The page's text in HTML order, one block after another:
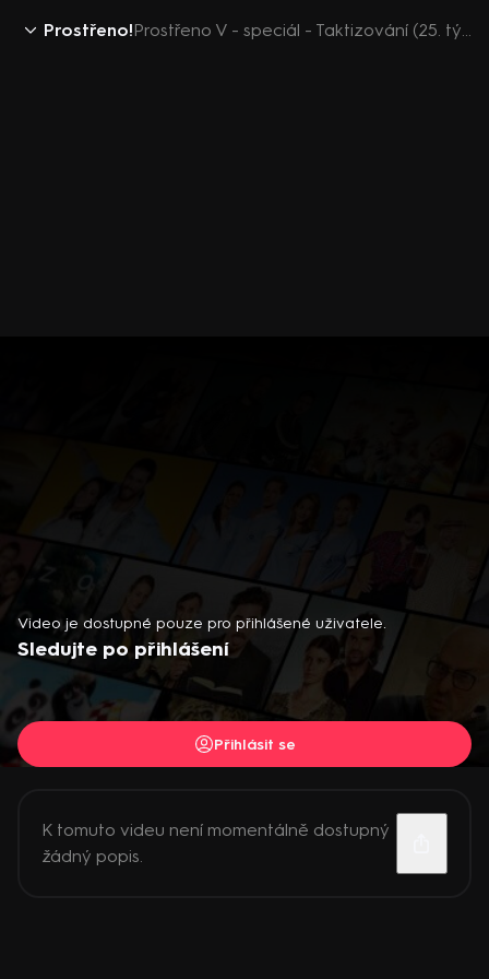
Prostřeno! Prostřeno V - speciál - Taktizování (25. týden)
Video je dostupné pouze pro přihlášené uživatele.
Sledujte po přihlášení
Přihlásit se
K tomuto videu není momentálně dostupný
žádný popis.